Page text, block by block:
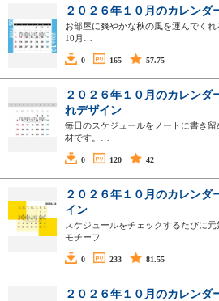
２０２６年１０月のカレンダ
お部屋に爽やかな秋の風を運んでく
10月…
0 165 57.75
２０２６年１０月のカレンダ
れデザイン
毎日のスケジュールをノートに書き
材です。…
0 120 42
２０２６年１０月のカレンダ
イン
スケジュールをチェックするたびに
モチーフ…
0 233 81.55
２０２６年１０月のカレンダ